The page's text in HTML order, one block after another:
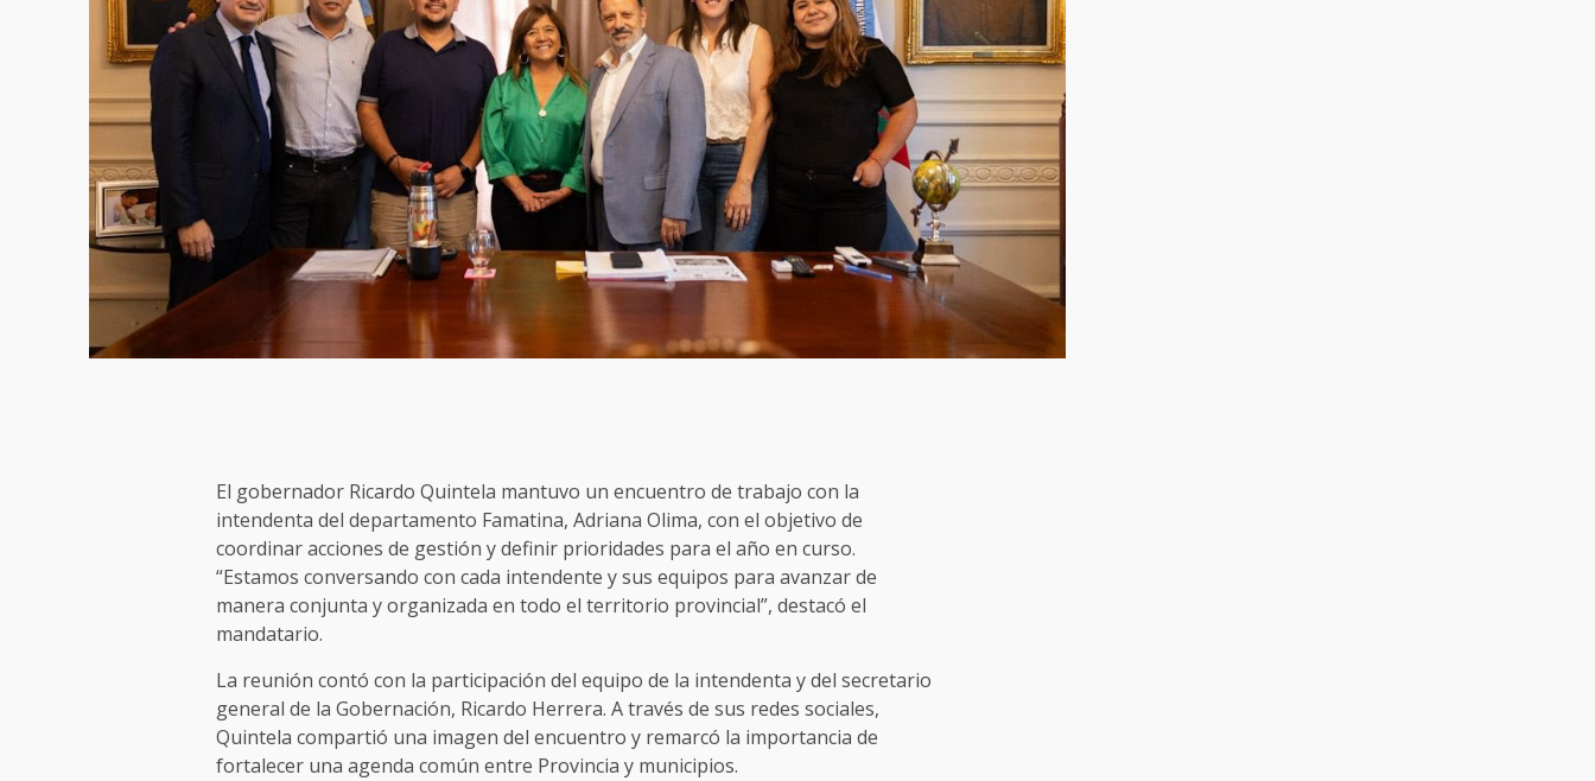
El gobernador Ricardo Quintela mantuvo un encuentro de trabajo con la
intendenta del departamento Famatina, Adriana Olima, con el objetivo de
coordinar acciones de gestión y definir prioridades para el año en curso.
“Estamos conversando con cada intendente y sus equipos para avanzar de
manera conjunta y organizada en todo el territorio provincial”, destacó el
mandatario.
La reunión contó con la participación del equipo de la intendenta y del secretario
general de la Gobernación, Ricardo Herrera. A través de sus redes sociales,
Quintela compartió una imagen del encuentro y remarcó la importancia de
fortalecer una agenda común entre Provincia y municipios.